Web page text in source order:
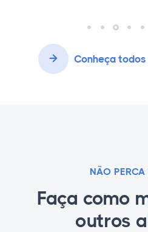
Conheça
NÃO
Faça como
outros